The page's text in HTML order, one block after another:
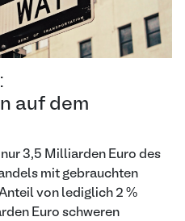
:
auf dem
3,5 Milliarden Euro des
mit gebrauchten
von lediglich 2 %
Euro schweren